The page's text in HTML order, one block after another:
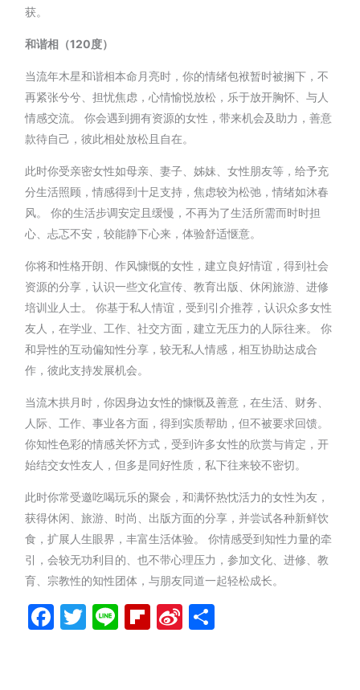
获。
和谐相（120度）
当流年木星和谐相本命月亮时，你的情绪包袱暂时被搁下，不
再紧张兮兮、担忧焦虑，心情愉悦放松，乐于放开胸怀、与人
情感交流。 你会遇到拥有资源的女性，带来机会及助力，善意
款待自己，彼此相处放松且自在。
此时你受亲密女性如母亲、妻子、姊妹、女性朋友等，给予充
分生活照顾，情感得到十足支持，焦虑较为松弛，情绪如沐春
风。 你的生活步调安定且缓慢，不再为了生活所需而时时担
心、忐忑不安，较能静下心来，体验舒适惬意。
你将和性格开朗、作风慷慨的女性，建立良好情谊，得到社会
资源的分享，认识一些文化宣传、教育出版、休闲旅游、进修
培训业人士。 你基于私人情谊，受到引介推荐，认识众多女性
友人，在学业、工作、社交方面，建立无压力的人际往来。 你
和异性的互动偏知性分享，较无私人情感，相互协助达成合
作，彼此支持发展机会。
当流木拱月时，你因身边女性的慷慨及善意，在生活、财务、
人际、工作、事业各方面，得到实质帮助，但不被要求回馈。
你知性色彩的情感关怀方式，受到许多女性的欣赏与肯定，开
始结交女性友人，但多是同好性质，私下往来较不密切。
此时你常受邀吃喝玩乐的聚会，和满怀热忱活力的女性为友，
获得休闲、旅游、时尚、出版方面的分享，并尝试各种新鲜饮
食，扩展人生眼界，丰富生活体验。 你情感受到知性力量的牵
引，会较无功利目的、也不带心理压力，参加文化、进修、教
育、宗教性的知性团体，与朋友同道一起轻松成长。
Facebook
Twitter
LineFlipboard
Sina